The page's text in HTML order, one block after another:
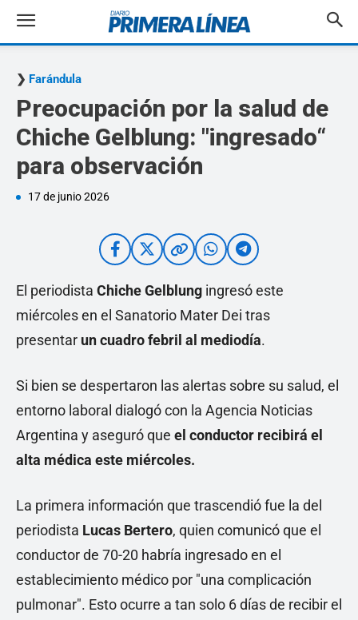
Farándula
Preocupación por la salud de
Chiche Gelblung: "ingresado“
para observación
17 de junio 2026
El periodista Chiche Gelblung ingresó este
miércoles en el Sanatorio Mater Dei tras
presentar un cuadro febril al mediodía.
Si bien se despertaron las alertas sobre su salud, el
entorno laboral dialogó con la Agencia Noticias
Argentina y aseguró que el conductor recibirá el
alta médica este miércoles.
La primera información que trascendió fue la del
periodista Lucas Bertero, quien comunicó que el
conductor de 70-20 habría ingresado en el
establecimiento médico por "una complicación
pulmonar". Esto ocurre a tan solo 6 días de recibir el